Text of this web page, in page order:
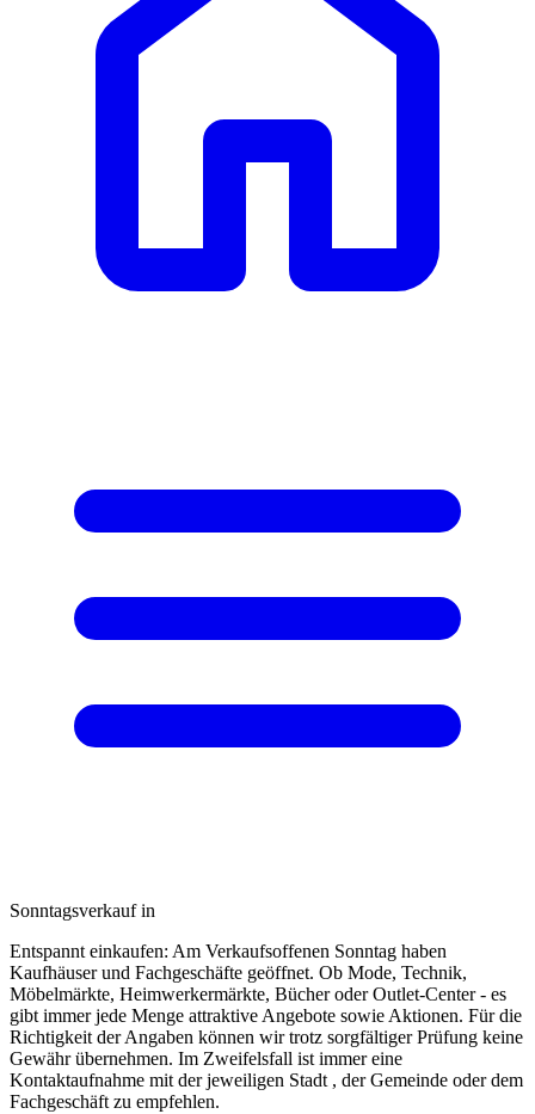
Sonntagsverkauf in
Entspannt einkaufen: Am Verkaufsoffenen Sonntag haben
Kaufhäuser und Fachgeschäfte geöffnet. Ob Mode, Technik,
Möbelmärkte, Heimwerkermärkte, Bücher oder Outlet-Center - es
gibt immer jede Menge attraktive Angebote sowie Aktionen. Für die
Richtigkeit der Angaben können wir trotz sorgfältiger Prüfung keine
Gewähr übernehmen. Im Zweifelsfall ist immer eine
Kontaktaufnahme mit der jeweiligen Stadt , der Gemeinde oder dem
Fachgeschäft zu empfehlen.